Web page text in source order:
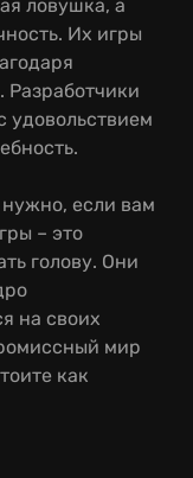
ловушка, а
Их игры
Разработчики
удовольствием
нужно, если вам
– это
голову. Они
на своих
мир
как